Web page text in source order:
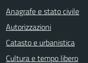
Anagrafe e stato civile
Autorizzazioni
Catasto e urbanistica
Cultura e tempo libero